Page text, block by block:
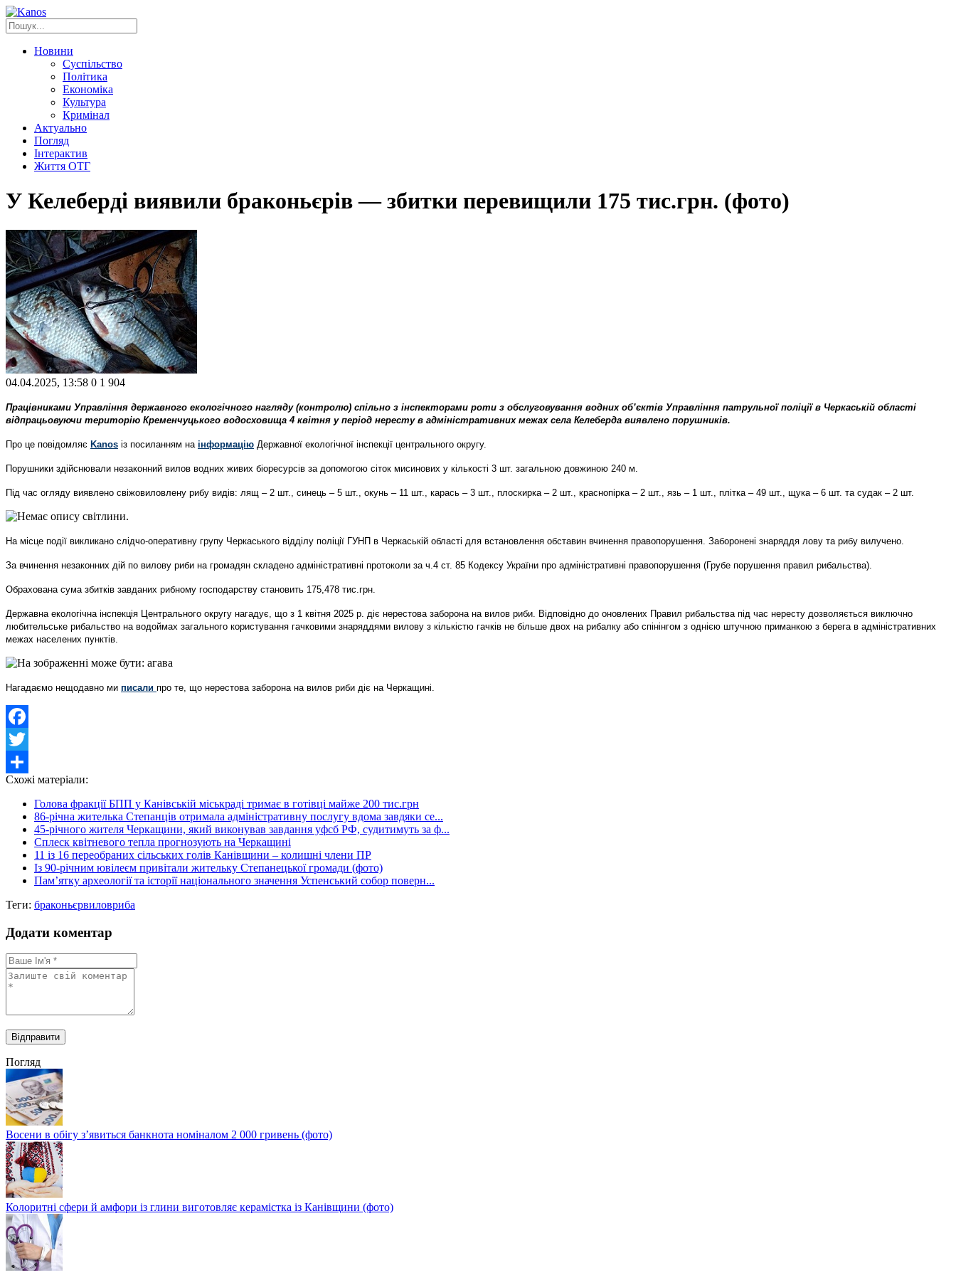
Новини
Суспільство
Політика
Економіка
Культура
Кримінал
Актуально
Погляд
Інтерактив
Життя ОТГ
У Келеберді виявили браконьєрів — збитки перевищили 175 тис.грн. (фото)
04.04.2025, 13:58 0 1 904
Працівниками Управління державного екологічного нагляду (контролю) спільно з інспекторами роти з обслуговування водних обʼєктів Управління патрульної поліції в Черкаській області
відпрацьовуючи територію Кременчуцького водосховища 4 квітня у період нересту в адміністративних межах села Келеберда виявлено порушників.
Про це повідомляє Kanos із посиланням на інформацію Державної екологічної інспекції центрального округу.
Порушники здійснювали незаконний вилов водних живих біоресурсів за допомогою сіток мисинових у кількості 3 шт. загальною довжиною 240 м.
Під час огляду виявлено свіжовиловлену рибу видів: лящ – 2 шт., синець – 5 шт., окунь – 11 шт., карась – 3 шт., плоскирка – 2 шт., краснопірка – 2 шт., язь – 1 шт., плітка – 49 шт., щука – 6 шт. та судак – 2 шт.
На місце події викликано слідчо-оперативну групу Черкаського відділу поліції ГУНП в Черкаській області для встановлення обставин вчинення правопорушення. Заборонені знаряддя лову та рибу вилучено.
За вчинення незаконних дій по вилову риби на громадян складено адміністративні протоколи за ч.4 ст. 85 Кодексу України про адміністративні правопорушення (Грубе порушення правил рибальства).
Обрахована сума збитків завданих рибному господарству становить 175,478 тис.грн.
Державна екологічна інспекція Центрального округу нагадує, що з 1 квітня 2025 р. діє нерестова заборона на вилов риби. Відповідно до оновлених Правил рибальства під час нересту дозволяється виключно
любительське рибальство на водоймах загального користування гачковими знаряддями вилову з кількістю гачків не більше двох на рибалку або спінінгом з однією штучною приманкою з берега в адміністративних
межах населених пунктів.
Нагадаємо нещодавно ми писали про те, що нерестова заборона на вилов риби діє на Черкащині.
Facebook
Twitter
Share
Схожі матеріали:
Голова фракції БПП у Канівській міськраді тримає в готівці майже 200 тис.грн
86-річна жителька Степанців отримала адміністративну послугу вдома завдяки се...
45-річного жителя Черкащини, який виконував завдання уфсб РФ, судитимуть за ф...
Сплеск квітневого тепла прогнозують на Черкащині
11 із 16 переобраних сільських голів Канівщини – колишні члени ПР
Із 90-річним ювілеєм привітали жительку Степанецької громади (фото)
Пам’ятку археології та історії національного значення Успенський собор поверн...
Теги: браконьєрвиловриба
Додати коментар
Погляд
Восени в обігу з’явиться банкнота номіналом 2 000 гривень (фото)
Колоритні сфери й амфори із глини виготовляє керамістка із Канівщини (фото)